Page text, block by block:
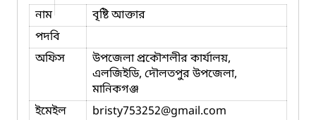
নাম
বৃষ্টি আক্তার
পদবি
অফিস
উপজেলা প্রকৌশলীর কার্যালয়,
এলজিইডি, দৌলতপুর উপজেলা,
মানিকগঞ্জ
ইমেইল
bristy753252@gmail.com